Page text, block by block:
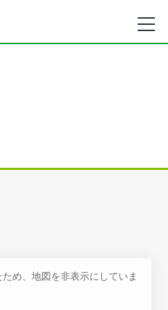
め、地図を非表示にしていま